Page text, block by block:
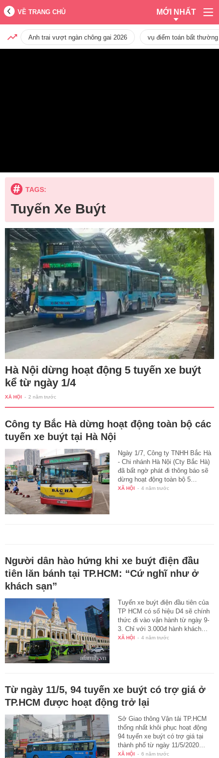
VỀ TRANG CHỦ MỚI NHẤT
Anh trai vượt ngàn chông gai 2026 vụ điểm toán bất
TAGS:
Tuyến Xe Buýt
Hà Nội dừng hoạt động 5 tuyến xe buýt
kể từ ngày 1/4
XÃ HỘI - 2 năm trước
Công ty Bắc Hà dừng hoạt động toàn bộ các
tuyến xe buýt tại Hà Nội
Ngày 1/7, Công ty TNHH Bắc Hà
- Chi nhánh Hà Nội (Cty Bắc Hà)
đã bất ngờ phát đi thông báo sẽ
dừng hoạt động toàn bộ 5…
XÃ HỘI - 4 năm trước
Người dân hào hứng khi xe buýt điện đầu
tiên lăn bánh tại TP.HCM: “Cứ nghĩ như ở
khách sạn”
Tuyến xe buýt điện đầu tiên của
TP HCM có số hiệu D4 sẽ chính
thức đi vào vận hành từ ngày 9-
3. Chỉ với 3.000đ hành khách…
XÃ HỘI - 4 năm trước
Từ ngày 11/5, 94 tuyến xe buýt có trợ giá ở
TP.HCM được hoạt động trở lại
Sở Giao thông Vận tải TP.HCM
thống nhất khôi phục hoạt động
94 tuyến xe buýt có trợ giá tại
thành phố từ ngày 11/5/2020…
XÃ HỘI - 6 năm trước